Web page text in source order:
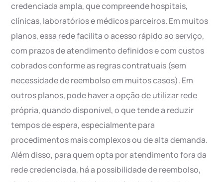
credenciada ampla, que compreende hospitais,
clínicas, laboratórios e médicos parceiros. Em muitos
planos, essa rede facilita o acesso rápido ao serviço,
com prazos de atendimento definidos e com custos
cobrados conforme as regras contratuais (sem
necessidade de reembolso em muitos casos). Em
outros planos, pode haver a opção de utilizar rede
própria, quando disponível, o que tende a reduzir
tempos de espera, especialmente para
procedimentos mais complexos ou de alta demanda.
Além disso, para quem opta por atendimento fora da
rede credenciada, há a possibilidade de reembolso,